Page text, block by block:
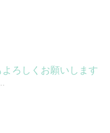
ろしくお願いします